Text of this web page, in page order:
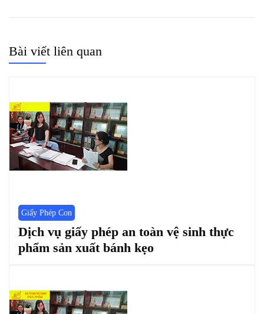
Bài viết liên quan
Giấy Phép Con
Dịch vụ giấy phép an toàn vệ sinh thực
phẩm sản xuất bánh kẹo